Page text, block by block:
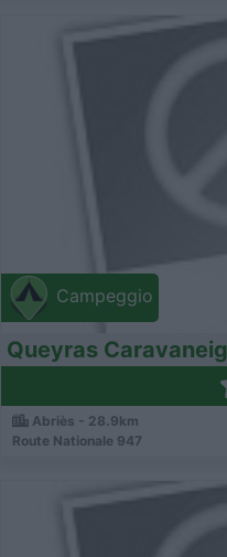
Campeggio
Queyras
Abriès - 28.9km
Route Nationale 947